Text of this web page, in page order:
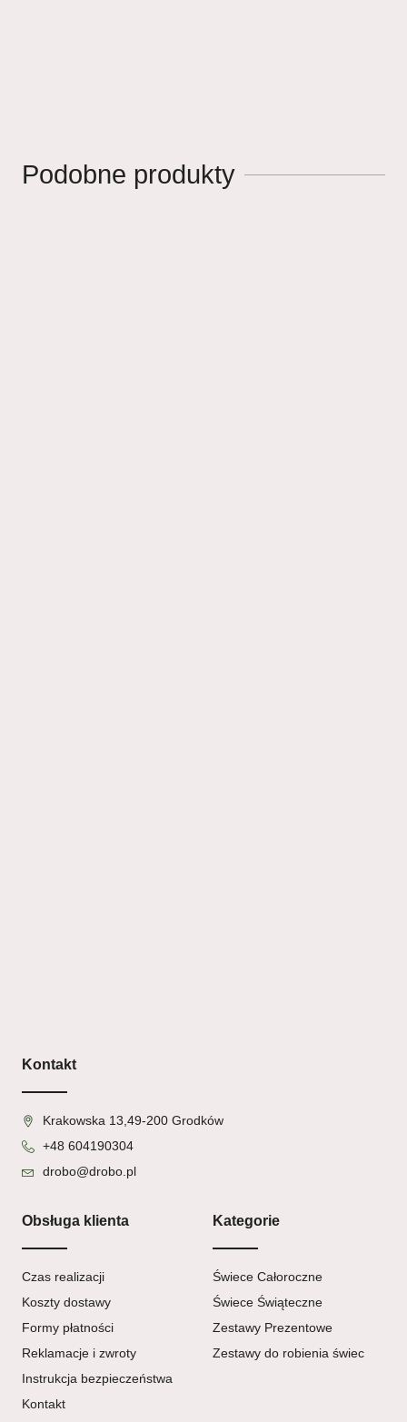
Podobne produkty
Kontakt
Krakowska 13,49-200 Grodków
+48 604190304
drobo@drobo.pl
Obsługa klienta
Czas realizacji
Koszty dostawy
Formy płatności
Reklamacje i zwroty
Instrukcja bezpieczeństwa
Kontakt
Kategorie
Świece Całoroczne
Świece Świąteczne
Zestawy Prezentowe
Zestawy do robienia świec